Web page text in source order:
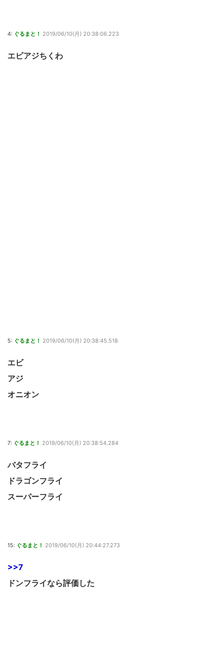
4: ぐるまと！ 2019/06/10(月) 20:38:06.223
エビアジちくわ
5: ぐるまと！ 2019/06/10(月) 20:38:45.518
エビ
アジ
オニオン
7: ぐるまと！ 2019/06/10(月) 20:38:54.284
バタフライ
ドラゴンフライ
スーパーフライ
15: ぐるまと！ 2019/06/10(月) 20:44:27.273
>>7
ドンフライなら評価した